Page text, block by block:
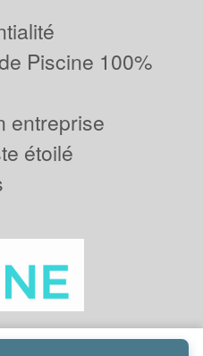
Piscine 100%
entreprise
étoilé